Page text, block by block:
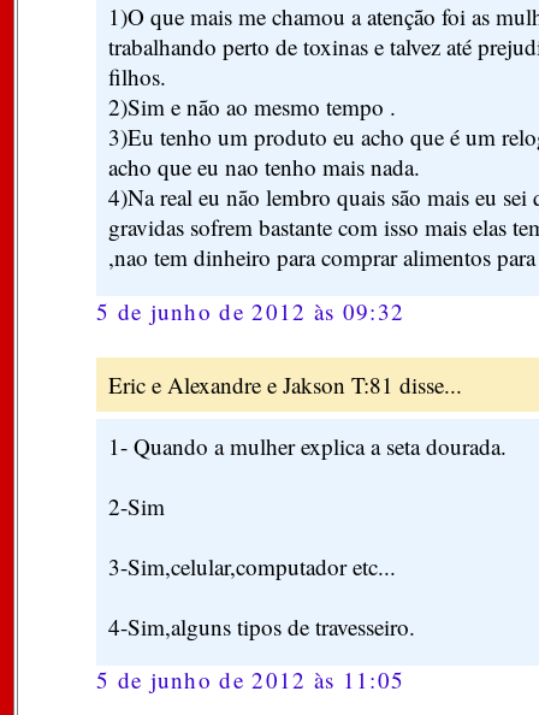
1)O que mais me chamou a atenção foi as
trabalhando perto de toxinas e talvez até
filhos.
2)Sim e não ao mesmo tempo .
3)Eu tenho um produto eu acho que é um
acho que eu nao tenho mais nada.
4)Na real eu não lembro quais são mais eu sei
gravidas sofrem bastante com isso mais elas
,nao tem dinheiro para comprar alimentos
5 de junho de 2012 às 09:32
Eric e Alexandre e Jakson T:81 disse...
1- Quando a mulher explica a seta dourada.
2-Sim
3-Sim,celular,computador etc...
4-Sim,alguns tipos de travesseiro.
5 de junho de 2012 às 11:05